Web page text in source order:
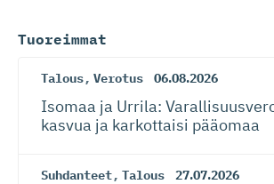
Tuoreimmat
Talous, Verotus 06.08.2026
Isomaa ja Urrila:
kasvua ja karkottaisi pääomaa
Suhdanteet, Talous 27.07.2026